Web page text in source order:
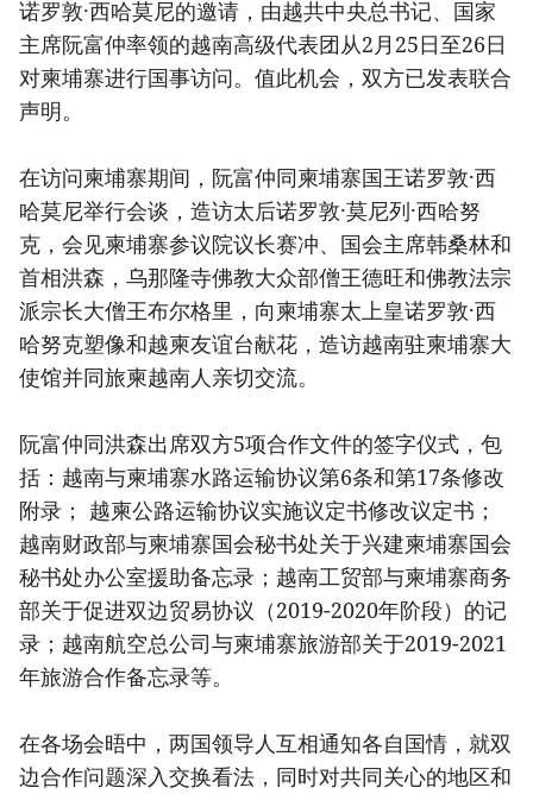
诺罗敦·西哈莫尼的邀请，由越共中央总书记、国家
主席阮富仲率领的越南高级代表团从2月25日至26日
对柬埔寨进行国事访问。值此机会，双方已发表联合
声明。
在访问柬埔寨期间，阮富仲同柬埔寨国王诺罗敦·西
哈莫尼举行会谈，造访太后诺罗敦·莫尼列·西哈努
克，会见柬埔寨参议院议长赛冲、国会主席韩桑林和
首相洪森，乌那隆寺佛教大众部僧王德旺和佛教法宗
派宗长大僧王布尔格里，向柬埔寨太上皇诺罗敦·西
哈努克塑像和越柬友谊台献花，造访越南驻柬埔寨大
使馆并同旅柬越南人亲切交流。
阮富仲同洪森出席双方5项合作文件的签字仪式，包
括：越南与柬埔寨水路运输协议第6条和第17条修改
附录； 越柬公路运输协议实施议定书修改议定书；
越南财政部与柬埔寨国会秘书处关于兴建柬埔寨国会
秘书处办公室援助备忘录；越南工贸部与柬埔寨商务
部关于促进双边贸易协议（2019-2020年阶段）的记
录；越南航空总公司与柬埔寨旅游部关于2019-2021
年旅游合作备忘录等。
在各场会晤中，两国领导人互相通知各自国情，就双
边合作问题深入交换看法，同时对共同关心的地区和